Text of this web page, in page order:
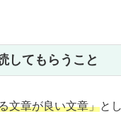
してもらうこと
文章が良い文章」と